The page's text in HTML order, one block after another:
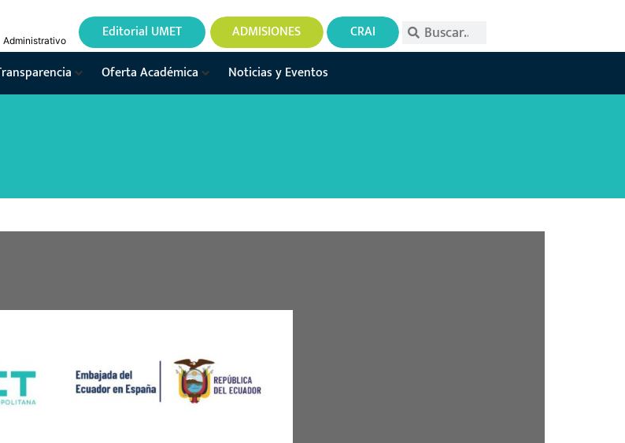
Administrativo Editorial UMET ADMISIONES
CRAI
Oferta Académica Noticias y Eventos